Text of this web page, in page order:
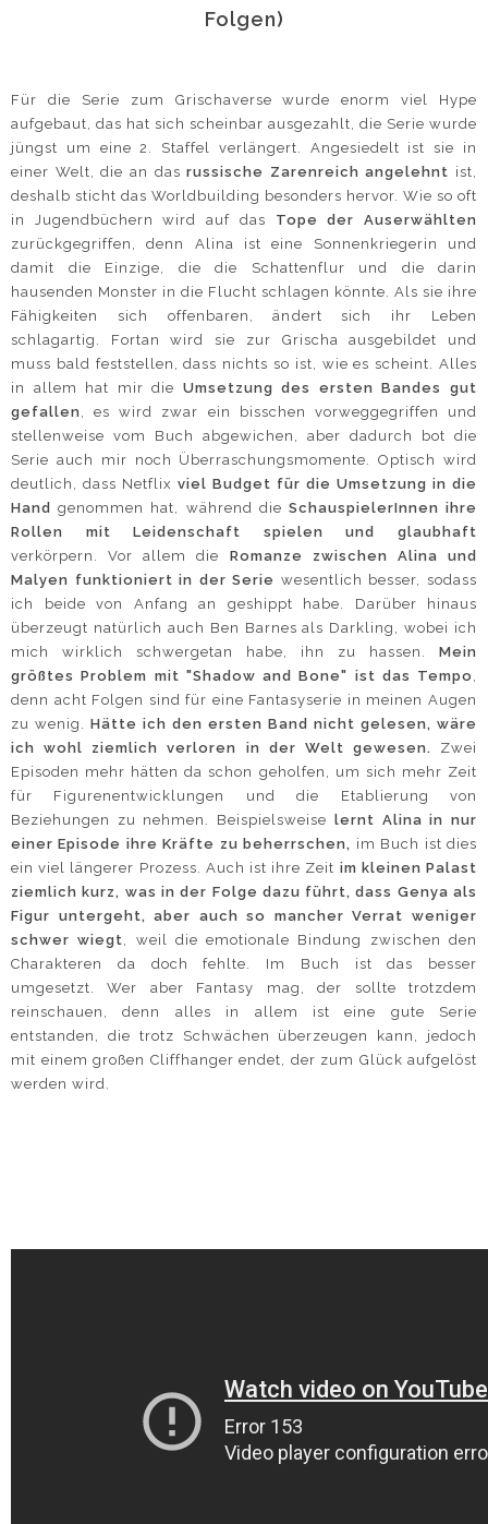
Folgen)
Für die Serie zum Grischaverse wurde enorm viel Hype
aufgebaut, das hat sich scheinbar ausgezahlt, die Serie wurde
jüngst um eine 2. Staffel verlängert. Angesiedelt ist sie in
einer Welt, die an dasrussische Zarenreich angelehnt ist,
deshalb sticht das Worldbuilding besonders hervor. Wie so oft
in Jugendbüchern wird auf das Tope der Auserwählten
zurückgegriffen, denn Alina ist eine Sonnenkriegerin und
damit die Einzige, die die Schattenflur und die darin
hausenden Monster in die Flucht schlagen könnte. Als sie ihre
Fähigkeiten sich offenbaren, ändert sich ihr Leben
schlagartig. Fortan wird sie zur Grischa ausgebildet und
muss bald feststellen, dass nichts so ist, wie es scheint. Alles
in allem hat mir die Umsetzung des ersten Bandes gut
gefallen , es wird zwar ein bisschen vorweggegriffen und
stellenweise vom Buch abgewichen, aber dadurch bot die
Serie auch mir noch Überraschungsmomente. Optisch wird
deutlich, dass Netflix viel Budget für die Umsetzung in die
Hand genommen hat, während die SchauspielerInnen ihre
Rollen mit Leidenschaft spielen und glaubhaft
verkörpern. Vor allem die Romanze zwischen Alina und
Malyen funktioniert in der Serie wesentlich besser, sodass
ich beide von Anfang an geshippt habe. Darüber hinaus
überzeugt natürlich auch Ben Barnes als Darkling, wobei ich
mich wirklich schwergetan habe, ihn zu hassen. Mein
größtes Problem mit "Shadow and Bone" ist das Tempo
denn acht Folgen sind für eine Fantasyserie in meinen Augen
zu wenig. Hätte ich den ersten Band nicht gelesen, wäre
ich wohl ziemlich verloren in der Welt gewesen.
Zwei
Episoden mehr hätten da schon geholfen, um sich mehr Zeit
für Figurenentwicklungen und die Etablierung von
Beziehungen zu nehmen. Beispielsweise lernt Alina in nur
einer Episode ihre Kräfte zu beherrschen, im Buch ist dies
ein viel längerer Prozess. Auch ist ihre Zeit im kleinen Palast
ziemlich kurz, was in der Folge dazu führt, dass Genya als
Figur untergeht, aber auch so mancher Verrat weniger
schwer wiegt , weil die emotionale Bindung zwischen den
Charakteren da doch fehlte. Im Buch ist das besser
umgesetzt. Wer aber Fantasy mag, der sollte trotzdem
reinschauen, denn alles in allem ist eine gute Serie
entstanden, die trotz Schwächen überzeugen kann, jedoch
mit einem großen Cliffhanger endet, der zum Glück aufgelöst
werden wird.